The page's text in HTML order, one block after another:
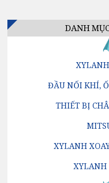
DANH
ĐẦU NỐI KHÍ,
THIẾT BỊ
XYLANH
XYLANH